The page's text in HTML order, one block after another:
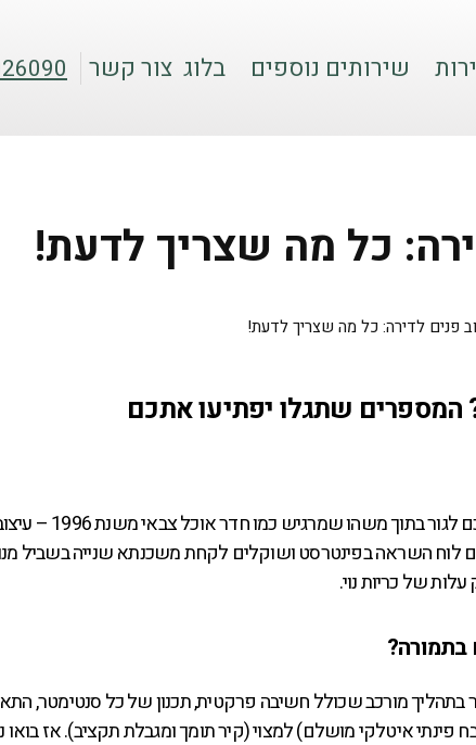
שירותים נוספים בלוג צור קשר
כל מה שצריך לדעת!
פנים לדירה: כל מה שצריך לדעת!
שתגלו יפתיעו אתכם
אם קניתם דירה חדשה, שיפצתם דירת ירושה, או סתם נמאס לכם
לוח השראה בפינטרסט ושוקלים לקחת משכנתא שנייה בשביל
של כריות נוי.
מורכב שכולל חשיבה פרקטית, תכנון של כל סנטימטר,
פינתי איטלקי מושלם) למצוי (קיר תומך ומגבלת תקציב). אז